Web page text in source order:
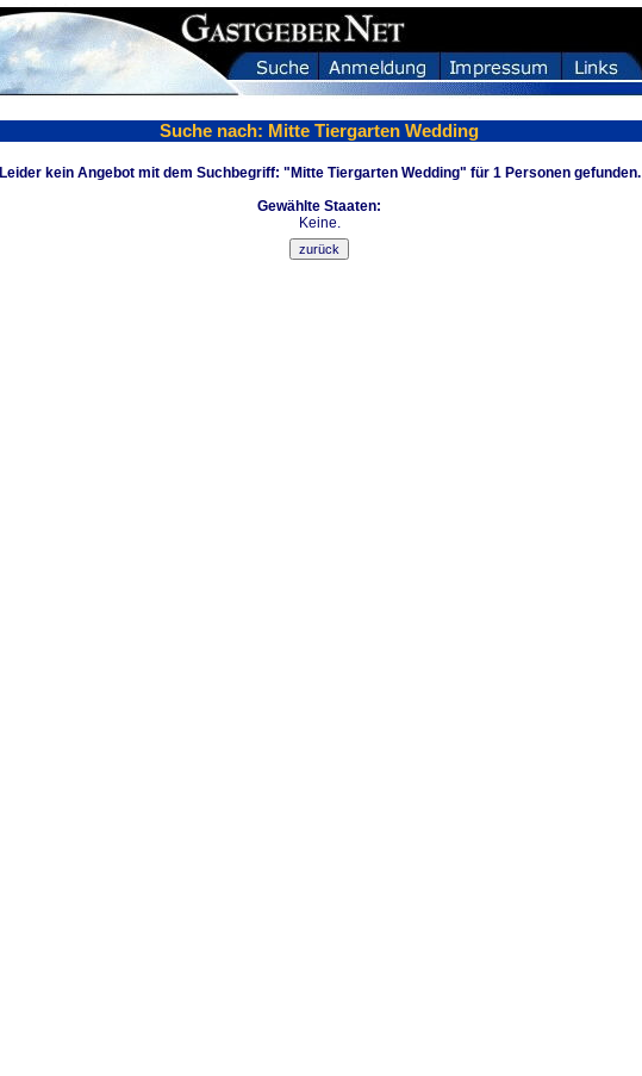
Suche nach: Mitte Tiergarten Wedding
Leider kein Angebot mit dem Suchbegriff: "Mitte Tiergarten Wedding" für 1 Personen gefunden.
Gewählte Staaten:
Keine.